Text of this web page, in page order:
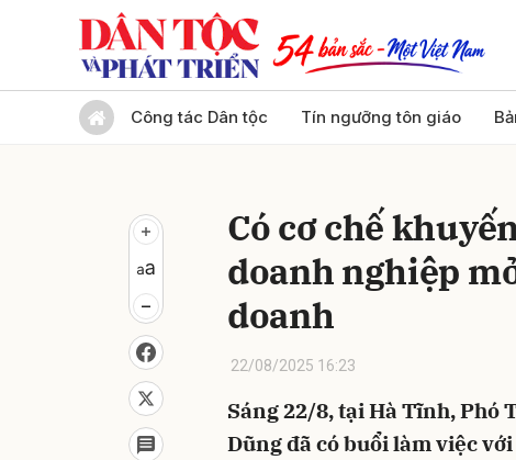
Công tác Dân tộc Tín ngưỡng tôn giáo
Có cơ chế
doanh nghiệp
doanh
22/08/2025 16:23
Sáng 22/8, tại Hà Tĩnh, Phó
Dũng đã có buổi làm việc
Gửi